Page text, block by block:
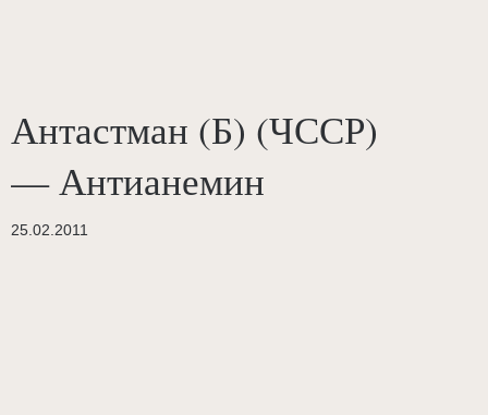
Антастман (Б) (ЧССР)
— Антианемин
25.02.2011